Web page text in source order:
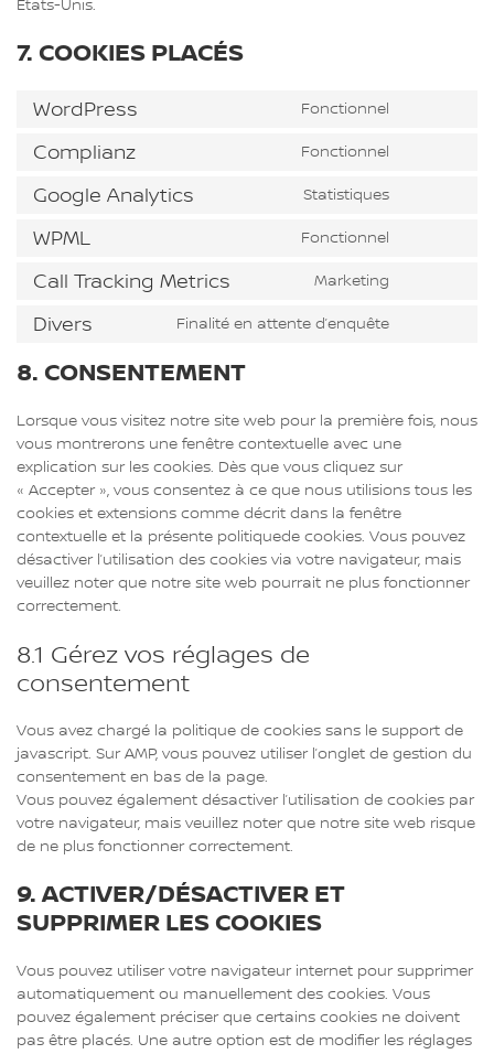
États-Unis.
7. COOKIES PLACÉS
WordPress Fonctionnel
Complianz Fonctionnel
Google Analytics Statistiques
WPML Fonctionnel
Call Tracking Metrics Marketing
Divers Finalité en attente d’enquête
8. CONSENTEMENT
Lorsque vous visitez notre site web pour la première fois, nous
vous montrerons une fenêtre contextuelle avec une
explication sur les cookies. Dès que vous cliquez sur
« Accepter », vous consentez à ce que nous utilisions tous les
cookies et extensions comme décrit dans la fenêtre
contextuelle et la présente politiquede cookies. Vous pouvez
désactiver l’utilisation des cookies via votre navigateur, mais
veuillez noter que notre site web pourrait ne plus fonctionner
correctement.
8.1 Gérez vos réglages de
consentement
Vous avez chargé la politique de cookies sans le support de
javascript. Sur AMP, vous pouvez utiliser l’onglet de gestion du
consentement en bas de la page.
Vous pouvez également désactiver l’utilisation de cookies par
votre navigateur, mais veuillez noter que notre site web risque
de ne plus fonctionner correctement.
9. ACTIVER/DÉSACTIVER ET
SUPPRIMER LES COOKIES
Vous pouvez utiliser votre navigateur internet pour supprimer
automatiquement ou manuellement des cookies. Vous
pouvez également préciser que certains cookies ne doivent
pas être placés. Une autre option est de modifier les réglages